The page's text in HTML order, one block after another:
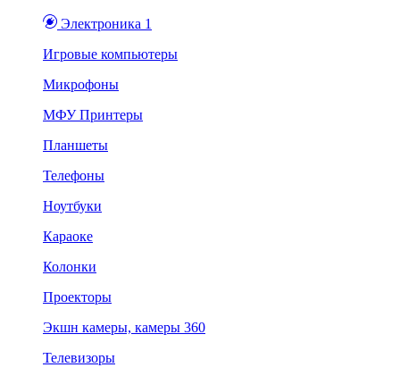
Электроника 1
Игровые компьютеры
Микрофоны
МФУ Принтеры
Планшеты
Телефоны
Ноутбуки
Караоке
Колонки
Проекторы
Экшн камеры, камеры 360
Телевизоры